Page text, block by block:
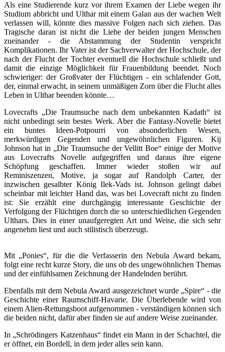
Als eine Studierende kurz vor ihrem Examen der Liebe wegen ihr
Studium abbricht und Ulthar mit einem Galan aus der wachen Welt
verlassen will, könnte dies massive Folgen nach sich ziehen. Das
Tragische daran ist nicht die Liebe der beiden jungen Menschen
zueinander - die Abstammung der Studentin verspricht
Komplikationen. Ihr Vater ist der Sachverwalter der Hochschule, der
nach der Flucht der Tochter eventuell die Hochschule schließt und
damit die einzige Möglichkeit für Frauenbildung beendet. Noch
schwieriger: der Großvater der Flüchtigen - ein schlafender Gott,
der, einmal erwacht, in seinem unmäßigen Zorn über die Flucht alles
Leben in Ulthar beenden könnte…
Lovecrafts „Die Traumsuche nach dem unbekannten Kadath“ ist
nicht unbedingt sein bestes Werk. Aber die Fantasy-Novelle bietet
ein buntes Ideen-Potpourri von absonderlichen Wesen,
merkwürdigen Gegenden und ungewöhnlichen Figuren. Kij
Johnson hat in „Die Traumsuche der Vellitt Boe“ einige der Motive
aus Lovecrafts Novelle aufgegriffen und daraus ihre eigene
Schöpfung geschaffen. Immer wieder stoßen wir auf
Reminiszenzen, Motive, ja sogar auf Randolph Carter, der
inzwischen gesalbter König Ilek-Vads ist. Johnson gelingt dabei
scheinbar mit leichter Hand das, was bei Lovecraft nicht zu finden
ist: Sie erzählt eine durchgängig interessante Geschichte der
Verfolgung der Flüchtigen durch die so unterschiedlichen Gegenden
Ulthars. Dies in einer unaufgeregten Art und Weise, die sich sehr
angenehm liest und auch stilistisch überzeugt.
Mit „Ponies“, für die die Verfasserin den Nebula Award bekam,
folgt eine recht kurze Story, die uns ob des ungewöhnlichen Themas
und der einfühlsamen Zeichnung der Handelnden berührt.
Ebenfalls mit dem Nebula Award ausgezeichnet wurde „Spire“ - die
Geschichte einer Raumschiff-Havarie. Die Überlebende wird von
einem Alien-Rettungsboot aufgenommen - verständigen können sich
die beiden nicht, dafür aber finden sie auf andere Weise zueinander.
In „Schrödingers Katzenhaus“ findet ein Mann in der Schachtel, die
er öffnet, ein Bordell, in dem jeder alles sein kann.